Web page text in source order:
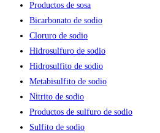
Productos de sosa
Bicarbonato de sodio
Cloruro de sodio
Hidrosulfuro de sodio
Hidrosulfito de sodio
Metabisulfito de sodio
Nitrito de sodio
Productos de sulfuro de sodio
Sulfito de sodio